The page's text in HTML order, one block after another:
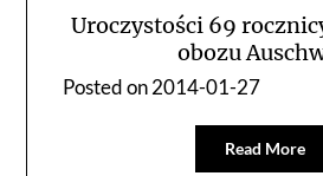
Uroczystości 69
obozu
Posted on2014-01-27
Read More